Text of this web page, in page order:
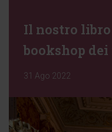
Il nostro libro
bookshop
31 Ago 2022